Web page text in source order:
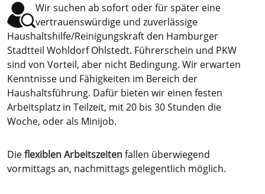
Wir suchen ab sofort oder für später eine
vertrauenswürdige und zuverlässige
Haushaltshilfe/Reinigungskraft den Hamburger
Stadtteil Wohldorf Ohlstedt. Führerschein und PKW
sind von Vorteil, aber nicht Bedingung. Wir erwarten
Kenntnisse und Fähigkeiten im Bereich der
Haushaltsführung. Dafür bieten wir einen festen
Arbeitsplatz in Teilzeit, mit 20 bis 30 Stunden die
Woche, oder als Minijob.
Dieflexiblen Arbeitszeitenfallen überwiegend
vormittags an, nachmittags gelegentlich möglich.